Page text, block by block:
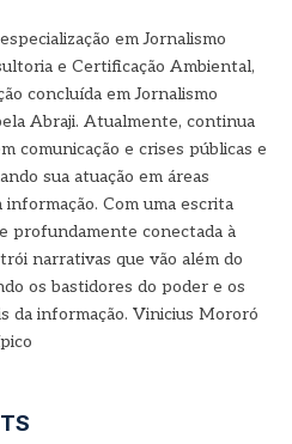
em Jornalismo
e Certificação Ambiental,
concluída em Jornalismo
Abraji. Atualmente, continua
comunicação e crises públicas e
sua atuação em áreas
informação. Com uma escrita
profundamente conectada à
narrativas que vão além do
os bastidores do poder e os
da informação. Vinicius Mororó